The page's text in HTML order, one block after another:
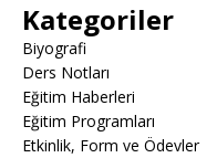
Kategoriler
Biyografi
Ders Notları
Eğitim Haberleri
Eğitim Programları
Etkinlik, Form ve Ödevler